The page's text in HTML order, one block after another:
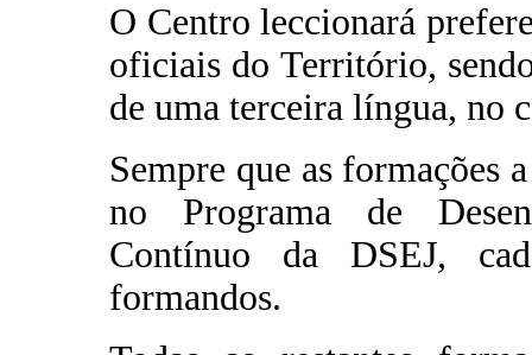
O Centro leccionará
oficiais do Território,
de uma terceira língua, no
Sempre que as formações
no Programa de
Contínuo da DSEJ,
formandos.